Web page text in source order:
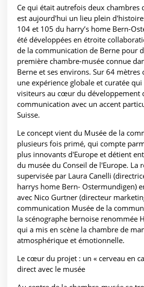
Ce qui était autrefois deux chambres
est aujourd'hui un lieu plein
104 et 105 du harry’s home Bern-
été développées en étroite
de la communication de Berne pour
première chambre-musée connue
Berne et ses environs. Sur 64 mètres
une expérience globale et curatée
visiteurs au cœur du développement
communication avec un accent
Suisse.
Le concept vient du Musée de la
plusieurs fois primé, qui compte
plus innovants d'Europe et détient
du musée du Conseil de l'Europe. La
supervisée par Laura Canelli
harrys home Bern- Ostermundigen)
avec Nico Gurtner (directeur
communication Musée de la
la scénographe bernoise renommée
qui a mis en scène la chambre de
atmosphérique et émotionnelle.
Le cœur du projet : un « cerveau en
direct avec le musée